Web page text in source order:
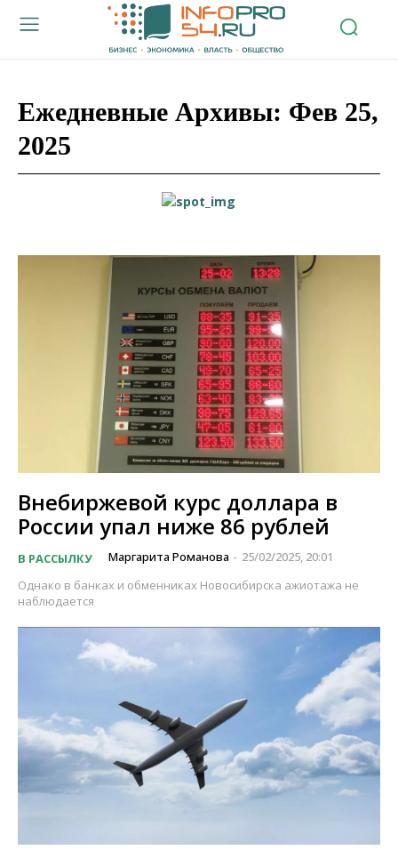
Ежедневные Архивы: Фев 25,
2025
Внебиржевой курс доллара в
России упал ниже 86 рублей
В РАССЫЛКУ Маргарита Романова - 25/02/2025, 20:01
Однако в банках и обменниках Новосибирска ажиотажа не
наблюдается